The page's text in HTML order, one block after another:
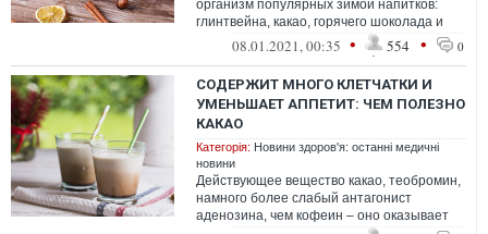
организм популярных зимой напитков:
глинтвейна, какао, горячего шоколада и
облепихового чая.
08.01.2021, 00:35 • 554 • 0
СОДЕРЖИТ МНОГО КЛЕТЧАТКИ И
УМЕНЬШАЕТ АППЕТИТ: ЧЕМ ПОЛЕЗНО
КАКАО
Категорія: Новини здоров'я: останні медичні
новини
Действующее вещество какао, теобромин,
намного более слабый антагонист
аденозина, чем кофеин – оно оказывает